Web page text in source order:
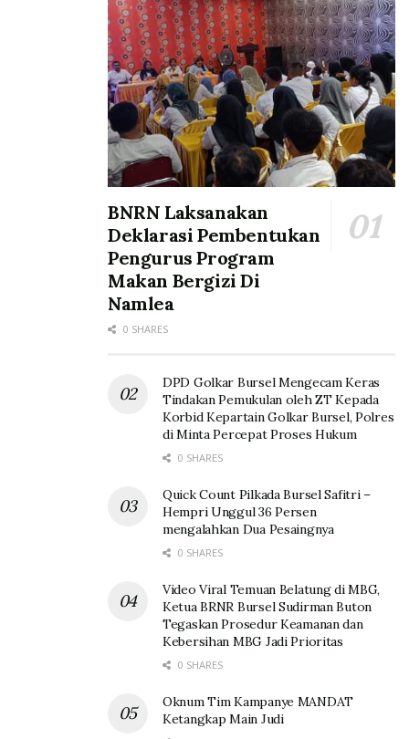
BNRN Laksanakan
Deklarasi Pembentukan
Pengurus Program
Makan Bergizi Di
Namlea
0 SHARES
DPD Golkar Bursel Mengecam Keras
Tindakan Pemukulan oleh ZT Kepada
Korbid Kepartain Golkar Bursel, Polres
di Minta Percepat Proses Hukum
0 SHARES
Quick Count Pilkada Bursel Safitri –
Hempri Unggul 36 Persen
mengalahkan Dua Pesaingnya
0 SHARES
Video Viral Temuan Belatung di MBG,
Ketua BRNR Bursel Sudirman Buton
Tegaskan Prosedur Keamanan dan
Kebersihan MBG Jadi Prioritas
0 SHARES
Oknum Tim Kampanye MANDAT
Ketangkap Main Judi